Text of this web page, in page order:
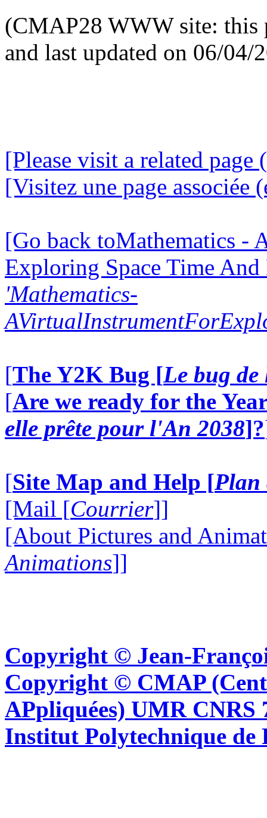
(CMAP28 WWW site: this
and last updated on 06/04/
[Please visit a related
[Visitez une page
[Go back toMathematics -
Exploring Space Time
'Mathematics-
[The Y2K Bug [Le bug
[Are we ready for the
elle prête pour l'An 2038]?
[Site Map and Help [Plan
[Mail [Courrier]]
[About Pictures and
Animations]]
Copyright © Jean-
Copyright © CMAP
APpliquées) UMR CNRS
Institut Polytechnique de